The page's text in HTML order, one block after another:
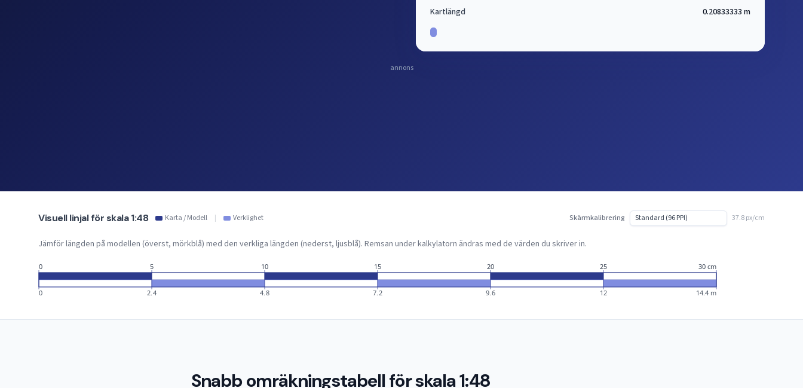
Kartlängd 0.20833333 m
annons
Visuell linjal för skala 1:48 Karta / Modell | Verklighet Skärmkalibrering 37.8 px/cm
Jämför längden på modellen (överst, mörkblå) med den verkliga längden (nederst, ljusblå). Remsan under kalkylatorn ändras med de värden du skriver in.
0
0
5
2.4
10
4.8
15
7.2
20
9.6
25
12
30 cm
14.4 m
Snabb omräkningstabell för skala 1:48